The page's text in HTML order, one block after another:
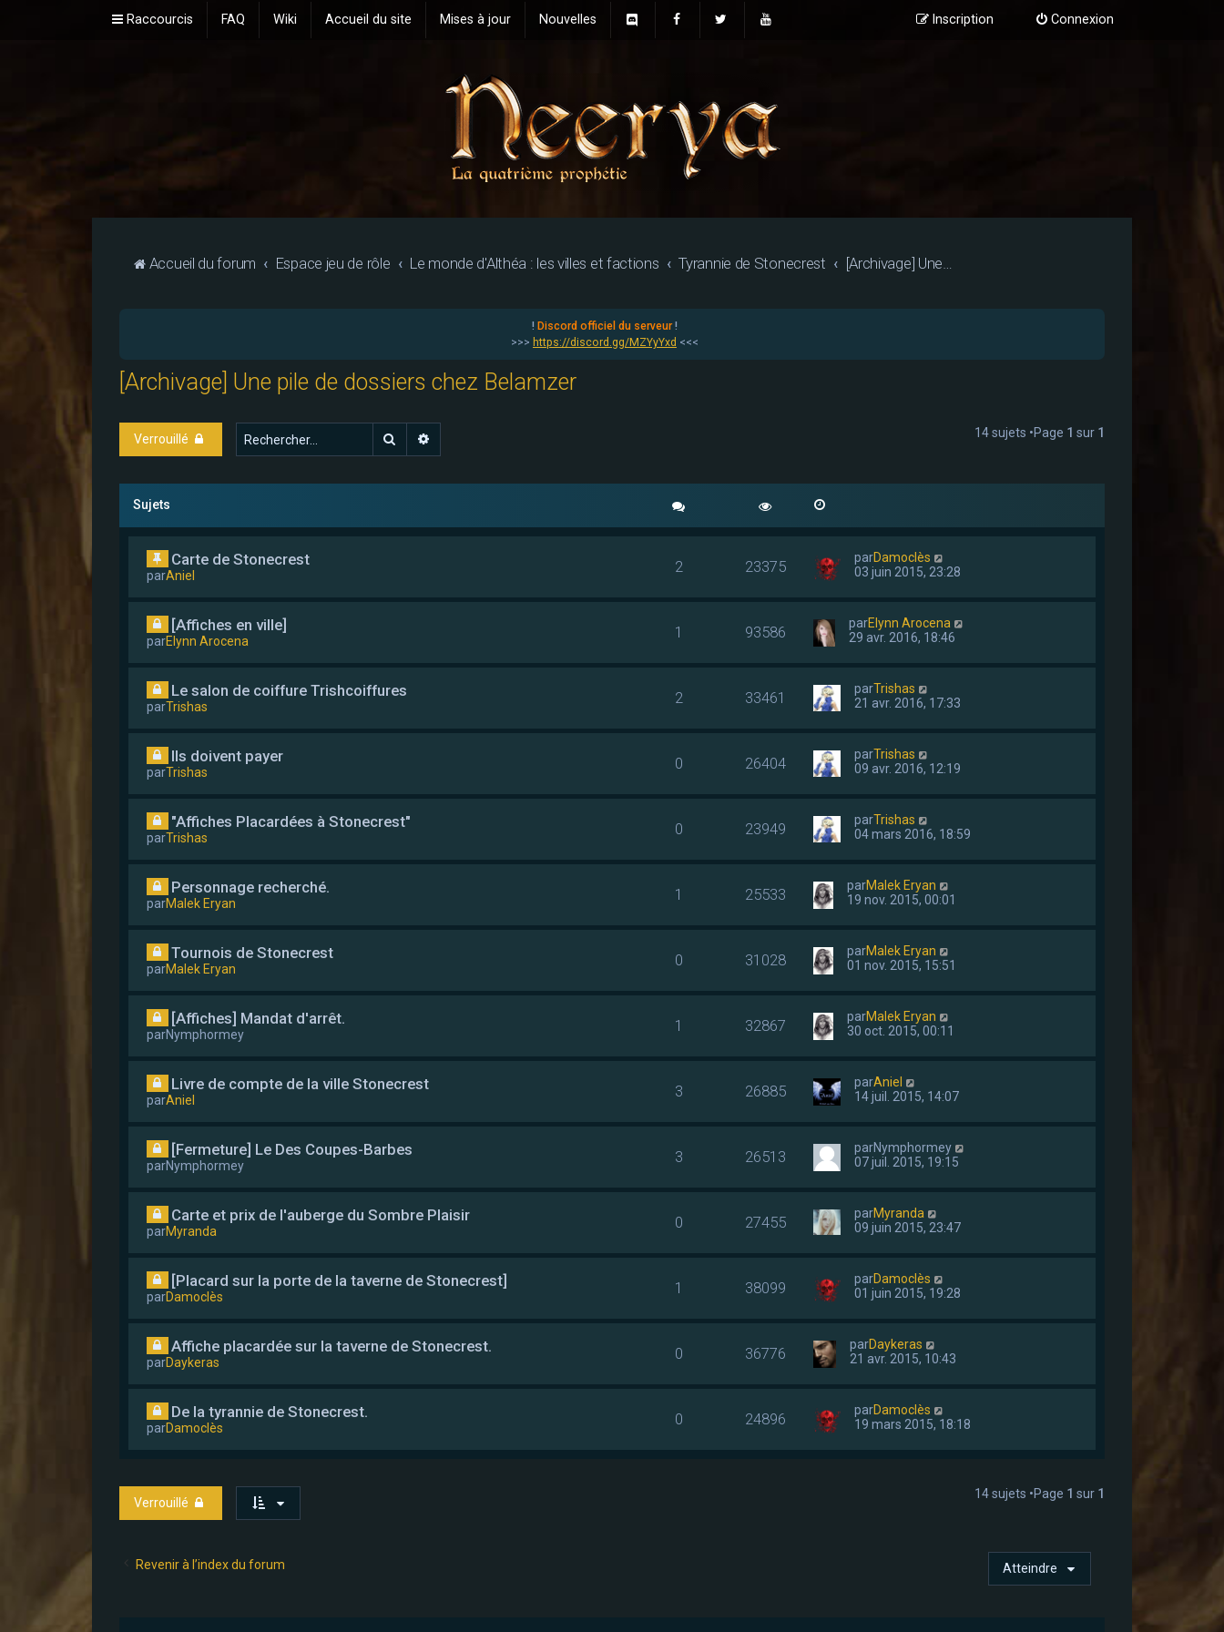
Raccourcis FAQ Wiki Accueil du site Mises à jour Nouvelles Connexion
Inscription
Accueil du forum Espace jeu de rôle Le monde d'Althéa : les villes et factions Tyrannie de Stonecrest [Archivage] Une pile de dossiers chez Belamzer
! Discord officiel du serveur!
>>> https://discord.gg/MZYyYxd <<<
[Archivage] Une pile de dossiers chez Belamzer
Verrouillé Rechercher 14 sujets •Page 1 sur 1
Sujets
Carte de Stonecrest
parAniel 2 23375 parDamoclès
03 juin 2015, 23:28
[Affiches en ville]
parElynn Arocena 1 93586 parElynn Arocena
29 avr. 2016, 18:46
Le salon de coiffure Trishcoiffures
parTrishas 2 33461 parTrishas
21 avr. 2016, 17:33
Ils doivent payer
parTrishas 0 26404 parTrishas
09 avr. 2016, 12:19
"Affiches Placardées à Stonecrest"
parTrishas 0 23949 parTrishas
04 mars 2016, 18:59
Personnage recherché.
parMalek Eryan 1 25533 parMalek Eryan
19 nov. 2015, 00:01
Tournois de Stonecrest
parMalek Eryan 0 31028 parMalek Eryan
01 nov. 2015, 15:51
[Affiches] Mandat d'arrêt.
parNymphormey 1 32867 parMalek Eryan
30 oct. 2015, 00:11
Livre de compte de la ville Stonecrest
parAniel 3 26885 parAniel
14 juil. 2015, 14:07
[Fermeture] Le Des Coupes-Barbes
parNymphormey 3 26513 parNymphormey
07 juil. 2015, 19:15
Carte et prix de l'auberge du Sombre Plaisir
parMyranda 0 27455 parMyranda
09 juin 2015, 23:47
[Placard sur la porte de la taverne de Stonecrest]
parDamoclès 1 38099 parDamoclès
01 juin 2015, 19:28
Affiche placardée sur la taverne de Stonecrest.
parDaykeras 0 36776 parDaykeras
21 avr. 2015, 10:43
De la tyrannie de Stonecrest.
parDamoclès 0 24896 parDamoclès
19 mars 2015, 18:18
Verrouillé
14 sujets •Page 1 sur 1
Revenir à l’index du forum Atteindre